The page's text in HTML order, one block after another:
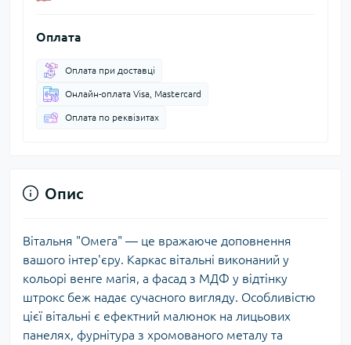
Оплата
Оплата при доставці
Онлайн-оплата Visa, Mastercard
Оплата по реквізитах
Опис
Вітальня "Омега" — це вражаюче доповнення
вашого інтер'єру. Каркас вітальні виконаний у
кольорі венге магія, а фасад з МДФ у відтінку
штрокс беж надає сучасного вигляду. Особливістю
цієї вітальні є ефектний малюнок на лицьових
панелях, фурнітура з хромованого металу та